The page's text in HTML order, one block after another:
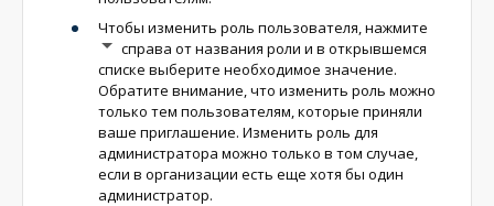
Чтобы изменить роль пользователя, нажмите
cправа от названия роли и в открывшемся
списке выберите необходимое значение.
Обратите внимание, что изменить роль можно
только тем пользователям, которые приняли
ваше приглашение. Изменить роль для
администратора можно только в том случае,
если в организации есть еще хотя бы один
администратор.